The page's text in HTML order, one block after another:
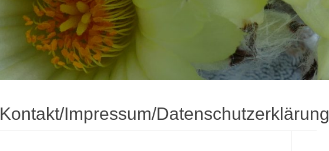
Kontakt/Impressum/Datenschutzerklärung